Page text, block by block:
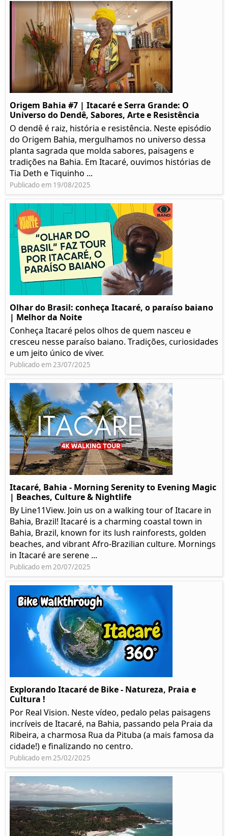
Origem Bahia #7 | Itacaré e Serra Grande: O
Universo do Dendê, Sabores, Arte e Resistência
O dendê é raiz, história e resistência. Neste episódio
do Origem Bahia, mergulhamos no universo dessa
planta sagrada que molda sabores, paisagens e
tradições na Bahia. Em Itacaré, ouvimos histórias de
Tia Deth e Tiquinho ...
Publicado em 19/08/2025
Olhar do Brasil: conheça Itacaré, o paraíso baiano
| Melhor da Noite
Conheça Itacaré pelos olhos de quem nasceu e
cresceu nesse paraíso baiano. Tradições, curiosidades
e um jeito único de viver.
Publicado em 23/07/2025
Itacaré, Bahia - Morning Serenity to Evening Magic
| Beaches, Culture & Nightlife
By Line11View. Join us on a walking tour of Itacare in
Bahia, Brazil! Itacaré is a charming coastal town in
Bahia, Brazil, known for its lush rainforests, golden
beaches, and vibrant Afro-Brazilian culture. Mornings
in Itacaré are serene ...
Publicado em 20/07/2025
Explorando Itacaré de Bike - Natureza, Praia e
Cultura !
Por Real Vision. Neste vídeo, pedalo pelas paisagens
incríveis de Itacaré, na Bahia, passando pela Praia da
Ribeira, a charmosa Rua da Pituba (a mais famosa da
cidade!) e finalizando no centro.
Publicado em 25/02/2025